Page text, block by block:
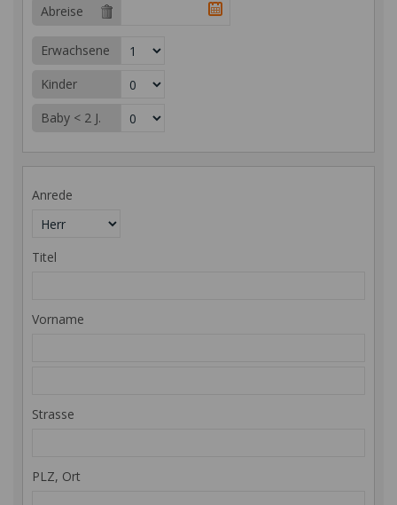
Abreise
Erwachsene
Kinder
Baby < 2 J.
Anrede
Titel
Vorname
Strasse
PLZ, Ort